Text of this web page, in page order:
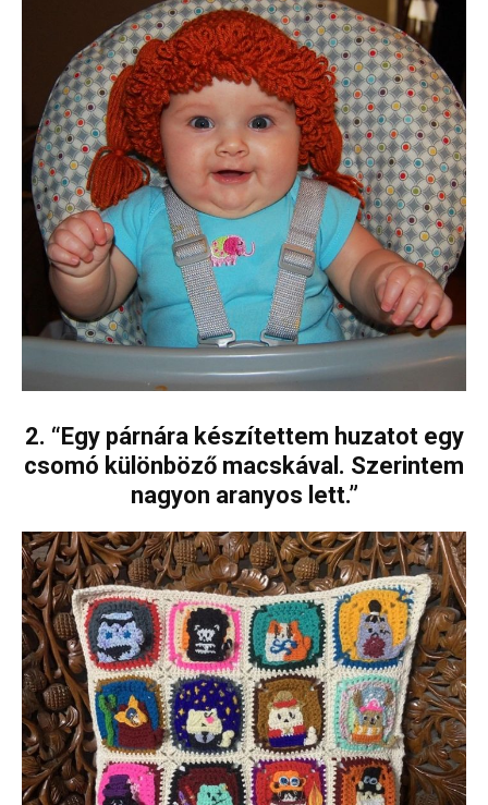
2. “Egy párnára készítettem huzatot egy
csomó különböző macskával. Szerintem
nagyon aranyos lett.”